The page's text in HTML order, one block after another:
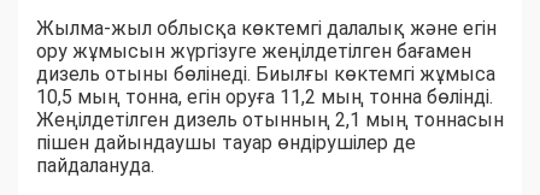
Жылма-жыл облысқа көктемгі далалық және егін
ору жұмысын жүргізуге жеңілдетілген бағамен
дизель отыны бөлінеді. Биылғы көктемгі жұмыса
10,5 мың тонна, егін оруға 11,2 мың тонна бөлінді.
Жеңілдетілген дизель отынның 2,1 мың тоннасын
пішен дайындаушы тауар өндірушілер де
пайдалануда.